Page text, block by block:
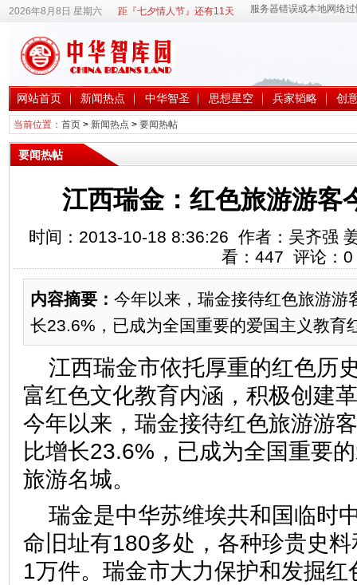
2026年8月8日 星期六 距『七夕情人节』还有11天
网站首页 新闻热点 中华智圣 思想星空 兵家韬略 创
当前位置： 首页> 新闻热点 > 要闻热帖
要闻热帖
江西瑞金：红色旅游游客
时间：2013-10-18 8:36:26 作者：吴齐强
看： 447 评论： 0
内容摘要： 今年以来，瑞金接待红色旅游游
长23.6%，已成为全国重要的爱国主义教育
江西瑞金市依托厚重的红色历
富红色文化教育内涵，积极创建
今年以来，瑞金接待红色旅游游
比增长23.6%，已成为全国重要
旅游名城。
瑞金是中华苏维埃共和国临时
命旧址有180多处，各种珍贵史
1万件。瑞金市大力保护和发掘